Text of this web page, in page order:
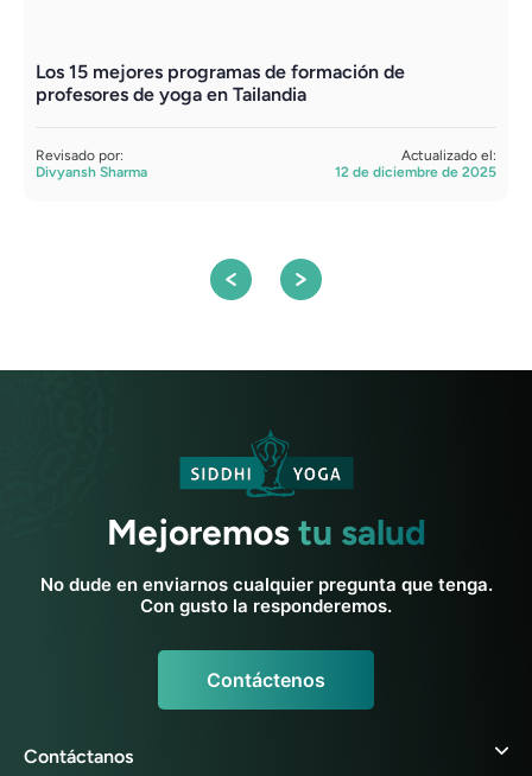
Los 15 mejores programas de formación de
profesores de yoga en Tailandia
Revisado por:
Divyansh Sharma
Actualizado el:
12 de diciembre de 2025
Mejoremostu salud
No dude en enviarnos cualquier pregunta que tenga.
Con gusto la responderemos.
Contáctenos
Contáctanos